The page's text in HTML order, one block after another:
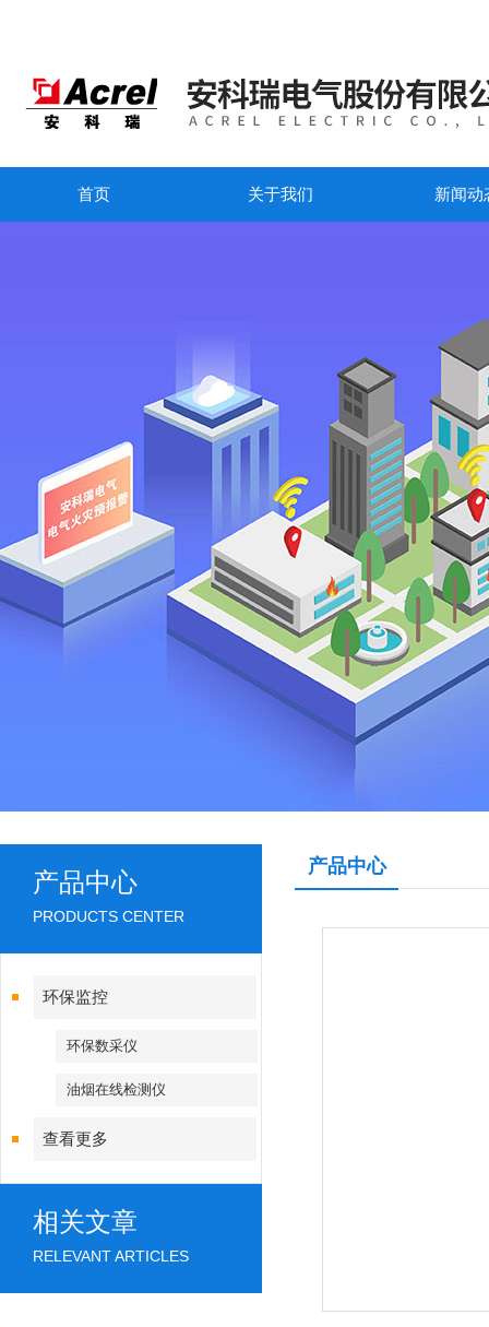
首页 关于我们 新闻动
产品中心
PRODUCTS CENTER
环保监控
环保数采仪
油烟在线检测仪
查看更多
相关文章
RELEVANT ARTICLES
产品中心